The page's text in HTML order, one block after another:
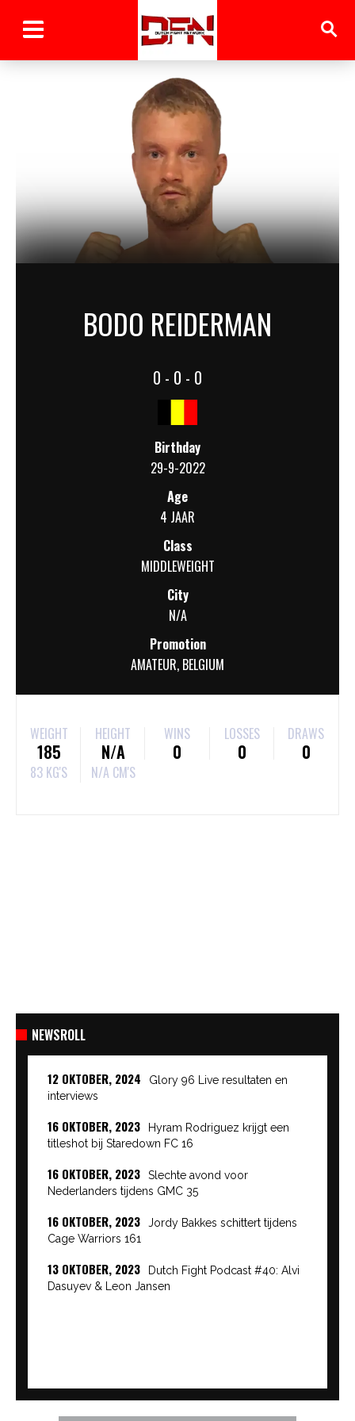
BODO REIDERMAN
0 - 0 - 0
Birthday
29-9-2022
Age
4 JAAR
Class
MIDDLEWEIGHT
City
N/A
Promotion
AMATEUR, BELGIUM
WEIGHT
185
83 KG'S
HEIGHT
N/A
N/A CM'S
WINS
0
LOSSES
0
DRAWS
0
NEWSROLL
12 OKTOBER, 2024
Glory 96 Live resultaten en
interviews
16 OKTOBER, 2023
Hyram Rodriguez krijgt een
titleshot bij Staredown FC 16
16 OKTOBER, 2023
Slechte avond voor
Nederlanders tijdens GMC 35
16 OKTOBER, 2023
Jordy Bakkes schittert tijdens
Cage Warriors 161
13 OKTOBER, 2023
Dutch Fight Podcast #40: Alvi
Dasuyev & Leon Jansen